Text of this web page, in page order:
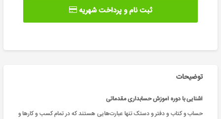
ثبت نام و پرداخت شهریه
توضیحات
آشنایی با دوره آموزش حسابداری مقدماتی
حساب و کتاب و دفتر و دستک تنها عبارت‌هایی هستند که در تمام کسب و کارها و